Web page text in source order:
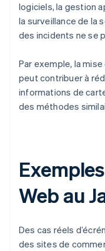
logiciels, la gestion
la surveillance de la
des incidents ne se
Par exemple, la
peut contribuer à
informations de
des méthodes
Web au
Des cas réels
des sites de